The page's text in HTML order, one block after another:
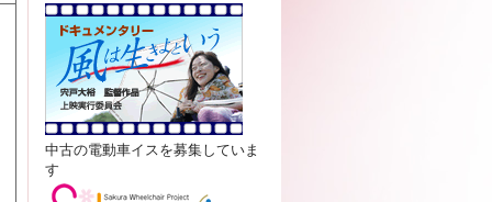
中古の電動車イスを募集していま
す